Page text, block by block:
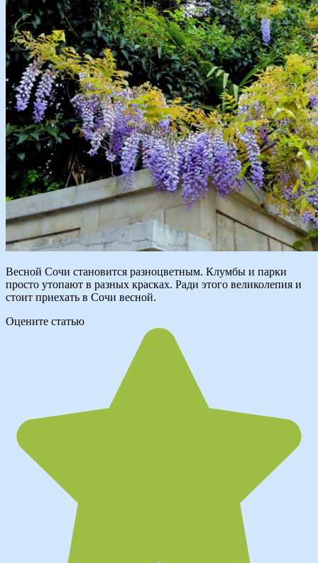
Весной Сочи становится разноцветным. Клумбы и парки
просто утопают в разных красках. Ради этого великолепия и
стоит приехать в Сочи весной.
Оцените статью